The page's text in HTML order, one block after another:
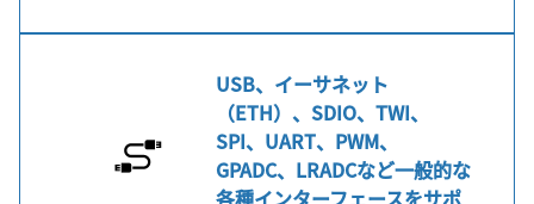
USB、イーサネット
（ETH）、SDIO、TWI、
SPI、UART、PWM、
GPADC、LRADCなど一般的な